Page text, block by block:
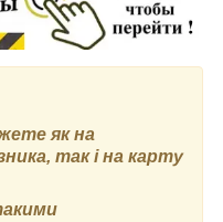
як на
так і на карту